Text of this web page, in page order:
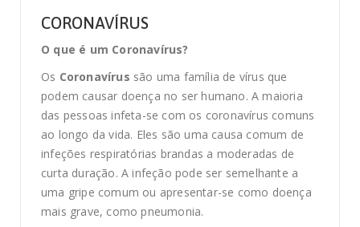
CORONAVÍRUS
O que é um Coronavírus?
Os Coronavírus são uma família de vírus que
podem causar doença no ser humano. A maioria
das pessoas infeta-se com os coronavírus comuns
ao longo da vida. Eles são uma causa comum de
infeções respiratórias brandas a moderadas de
curta duração. A infeção pode ser semelhante a
uma gripe comum ou apresentar-se como doença
mais grave, como pneumonia.